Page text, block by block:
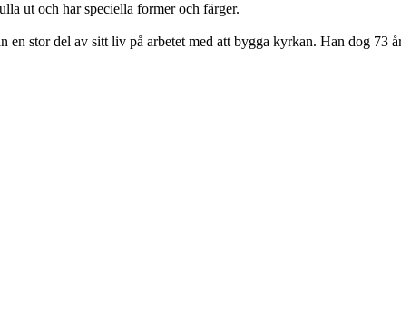
ut och har speciella former och färger.
stor del av sitt liv på arbetet med att bygga kyrkan. Han dog 73